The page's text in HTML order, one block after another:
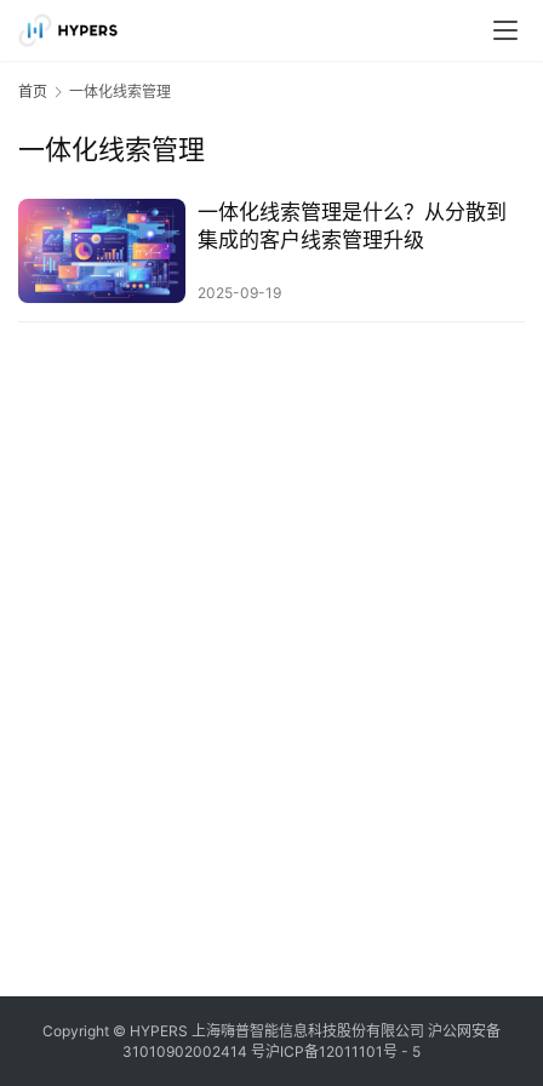
首页 一体化线索管理
一体化线索管理
一体化线索管理是什么？从分散到
集成的客户线索管理升级
2025-09-19
Copyright © HYPERS 上海嗨普智能信息科技股份有限公司 沪公网安备
31010902002414 号沪ICP备12011101号 - 5